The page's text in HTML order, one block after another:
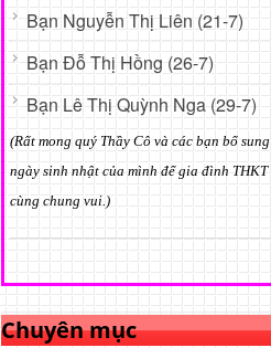
Bạn Nguyễn Thị Liên (21-7)
Bạn Đỗ Thị Hồng (26-7)
Bạn Lê Thị Quỳnh Nga (29-7)
(Rất mong quý Thầy Cô và các bạn bổ sung
ngày sinh nhật của mình để gia đình THKT
cùng chung vui.)
Chuyên mục